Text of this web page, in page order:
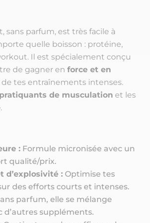
sans parfum, est très facile à
quelle boisson : protéine,
Il est spécialement conçu
de gagner en force et en
de tes entraînements intenses.
pratiquants de musculation et les
.
: Formule micronisée avec un
qualité/prix.
d’explosivité : Optimise tes
des efforts courts et intenses.
parfum, elle se mélange
d’autres suppléments.